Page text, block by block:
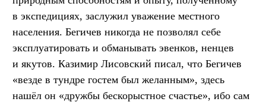
в экспедициях, заслужил уважение местного
населения. Бегичев никогда не позволял себе
эксплуатировать и обманывать эвенков, ненцев
и якутов. Казимир Лисовский писал, что Бегичев
«везде в тундре гостем был желанным», здесь
нашёл он «дружбы бескорыстное счастье», ибо сам